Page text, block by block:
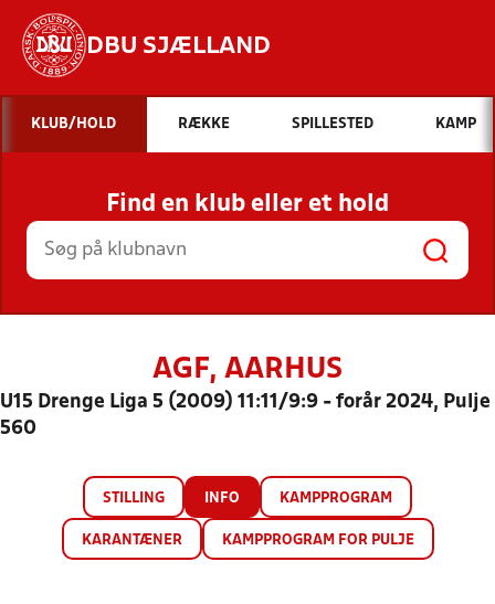
DBU SJÆLLAND
Hvad vil du søge efter?
INDHOLD OG NYHEDER
STILLINGER, RESULTATER, KLUBBER OG
HOLD
KLUB/HOLD RÆKKE SPILLESTED KAMP
Find en klub eller et hold
AGF, AARHUS
U15 Drenge Liga 5 (2009) 11:11/9:9 - forår 2024, Pulje
560
STILLING INFO KAMPPROGRAM
KARANTÆNER KAMPPROGRAM FOR PULJE